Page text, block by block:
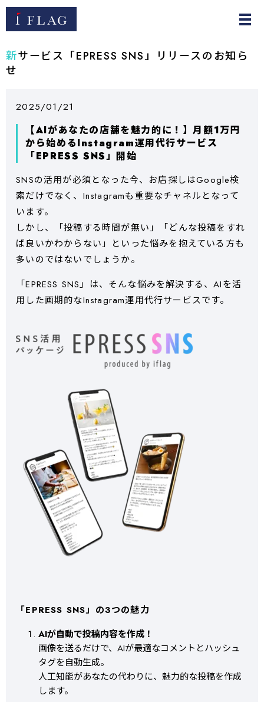
新サービス「EPRESS SNS」リリースのお知ら
せ
2025/01/21
【AIがあなたの店舗を魅力的に！】月額1万円
から始めるInstagram運用代行サービス
「EPRESS SNS」開始
SNSの活用が必須となった今、お店探しはGoogle検
索だけでなく、Instagramも重要なチャネルとなって
います。
しかし、「投稿する時間が無い」「どんな投稿をすれ
ば良いかわからない」といった悩みを抱えている方も
多いのではないでしょうか。
「EPRESS SNS」は、そんな悩みを解決する、AIを活
用した画期的なInstagram運用代行サービスです。
「EPRESS SNS」の3つの魅力
AIが自動で投稿内容を作成！
画像を送るだけで、AIが最適なコメントとハッシュ
タグを自動生成。
人工知能があなたの代わりに、魅力的な投稿を作成
します。